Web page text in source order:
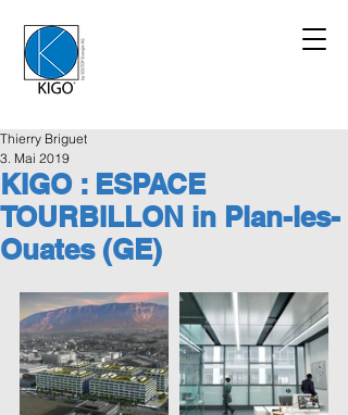
KIGO : ESPACE
TOURBILLON in Plan-les-
Ouates (GE)
Thierry Briguet
3. Mai 2019